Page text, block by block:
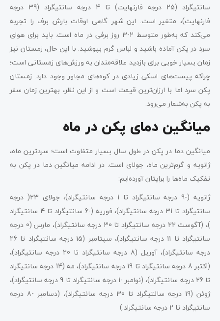
سانتیگراد (25 درجه فارنهایت) تا 4 درجه سانتیگراد (39 درجه
فارنهایت)، متغیر است. این شهر گاهی اوقات بارش برف را تجربه
می‌کند که به‌طور متوسط 2-3 روز برفی در ماه است. باید برای هوای
سرد در پکن آماده باشید و لباس گرم بپوشید. با این حال، زمستان نیز
زمان بسیار خوبی برای بازدید علاقه‌مندان به ورزش‌های زمستانی است؛
چراکه پیست‌های اسکی زیادی در کوه‌های مجاور وجود دارد. زمستان
پکن سرد اما با ارزان‌ترین قیمت است و از این نظر، بهترین زمان سفر
به پکن به‌شمار می‌رود.
میانگین دمای پکن در ماه
میانگین دما در پکن در طول سال بسیار متفاوت است؛ سردترین ماه،
ژانویه و گرم‌ترین ماه، جولای است. در ادامه میانگین دما در پکن به
تفکیک ماه‌ها را برایتان آورده‌ایم:
ژانویه (-9 درجه سانتیگراد تا 1 درجه سانتیگراد)، جولای 23( درجه
سانتیگراد تا 31 درجه سانتیگراد)، فوریه (-6 سانتیگراد تا 4 سانتیگراد
)، (آگوست 22 درجه سانتیگراد تا 30 درجه سانتیگراد)، مارس (0 درجه
سانتیگراد تا 11 درجه سانتیگراد)، سپتامبر (15 درجه سانتیگراد تا 26
درجه سانتیگراد)، آوریل (8 درجه سانتیگراد تا 20 درجه سانتیگراد)،
(اکتبر 8 درجه سانتیگراد تا 19 درجه سانتیگراد)، مه (14 درجه سانتیگراد
تا 26 درجه سانتیگراد)، (نوامبر -1 درجه سانتیگراد تا 9 درجه سانتیگراد)،
ژوئن (19 درجه سانتیگراد تا 30 درجه سانتیگراد)، (دسامبر -8 درجه
سانتیگراد تا 2 درجه سانتیگراد.)